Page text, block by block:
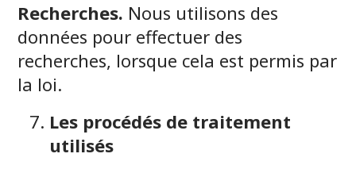
Recherches. Nous utilisons des
données pour effectuer des
recherches, lorsque cela est permis par
la loi.
Les procédés de traitement
utilisés